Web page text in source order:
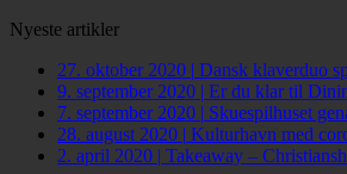
Nyeste artikler
27. oktober 2020 | Dansk klaverduo
9. september 2020 | Er du klar til
7. september 2020 | Skuespilhuset
28. august 2020 | Kulturhavn med
2. april 2020 | Takeaway –